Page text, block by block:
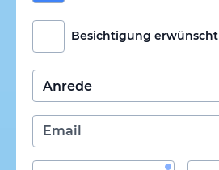
Besichtigung erwünscht